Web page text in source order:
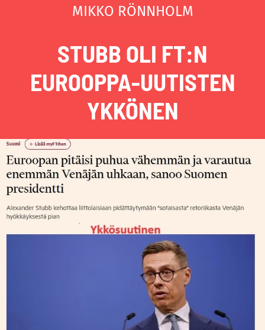
MIKKO RÖNNHOLM
STUBB OLI FT:N
EUROOPPA-UUTISTEN
YKKÖNEN